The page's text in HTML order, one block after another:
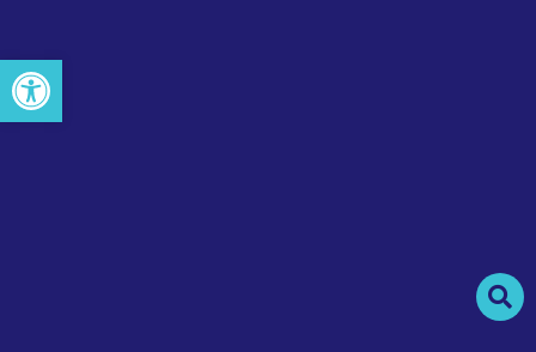
Otwórz pasek narzędzi